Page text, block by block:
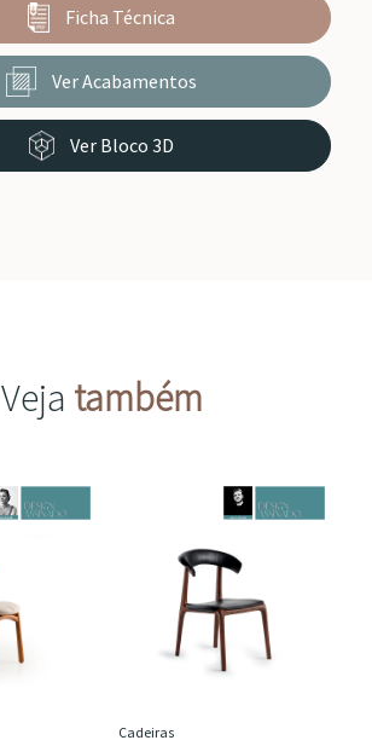
Ficha Técnica
Ver Acabamentos
Ver Bloco 3D
Veja também
Cadeiras